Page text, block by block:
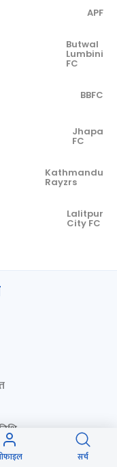
APF
Butwal
Lumbini
FC
BBFC
Jhapa
FC
Kathmandu
Rayzrs
Lalitpur
City FC
सर्च